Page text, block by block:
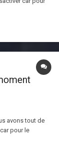
avons tout de
pour le